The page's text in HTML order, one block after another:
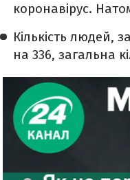
коронавірус.
Кількість людей,
на 336, загальна